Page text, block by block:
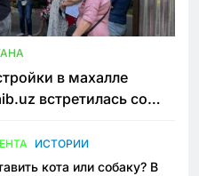
в махалле
встретилась со
ИСТОРИИ
кота или собаку? В